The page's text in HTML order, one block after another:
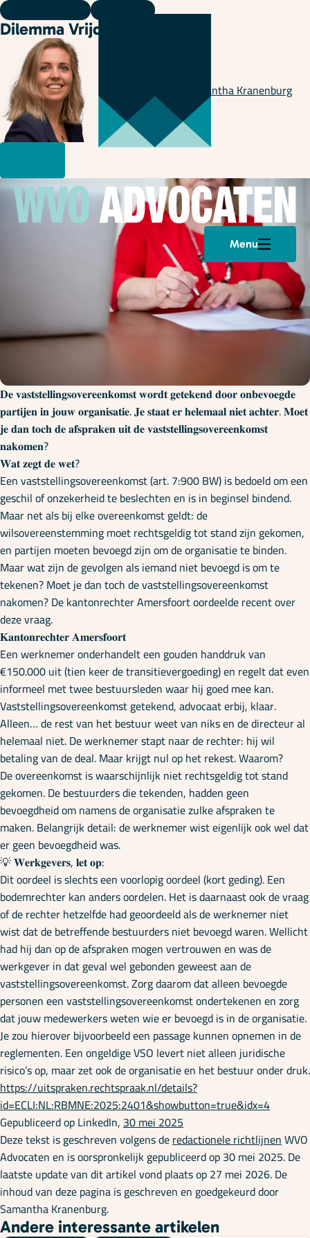
Menu
Cursussen
Podcasts
Over ons
Plan een afspraak
Dilemma Vrijdag 😎
Samantha Kranenburg
𝐃𝐞 𝐯𝐚𝐬𝐭𝐬𝐭𝐞𝐥𝐥𝐢𝐧𝐠𝐬𝐨𝐯𝐞𝐫𝐞𝐞𝐧𝐤𝐨𝐦𝐬𝐭 𝐰𝐨𝐫𝐝𝐭 𝐠𝐞𝐭𝐞𝐤𝐞𝐧𝐝 𝐝𝐨𝐨𝐫 𝐨𝐧𝐛𝐞𝐯𝐨𝐞𝐠𝐝𝐞
𝐩𝐚𝐫𝐭𝐢𝐣𝐞𝐧 𝐢𝐧 𝐣𝐨𝐮𝐰 𝐨𝐫𝐠𝐚𝐧𝐢𝐬𝐚𝐭𝐢𝐞. 𝐉𝐞 𝐬𝐭𝐚𝐚𝐭 𝐞𝐫 𝐡𝐞𝐥𝐞𝐦𝐚𝐚𝐥 𝐧𝐢𝐞𝐭 𝐚𝐜𝐡𝐭𝐞𝐫. 𝐌𝐨𝐞𝐭
𝐣𝐞 𝐝𝐚𝐧 𝐭𝐨𝐜𝐡 𝐝𝐞 𝐚𝐟𝐬𝐩𝐫𝐚𝐤𝐞𝐧 𝐮𝐢𝐭 𝐝𝐞 𝐯𝐚𝐬𝐭𝐬𝐭𝐞𝐥𝐥𝐢𝐧𝐠𝐬𝐨𝐯𝐞𝐫𝐞𝐞𝐧𝐤𝐨𝐦𝐬𝐭
𝐧𝐚𝐤𝐨𝐦𝐞𝐧?
𝐖𝐚𝐭 𝐳𝐞𝐠𝐭 𝐝𝐞 𝐰𝐞𝐭?
Een vaststellingsovereenkomst (art. 7:900 BW) is bedoeld om een
geschil of onzekerheid te beslechten en is in beginsel bindend.
Maar net als bij elke overeenkomst geldt: de
wilsovereenstemming moet rechtsgeldig tot stand zijn gekomen,
en partijen moeten bevoegd zijn om de organisatie te binden.
Maar wat zijn de gevolgen als iemand niet bevoegd is om te
tekenen? Moet je dan toch de vaststellingsovereenkomst
nakomen? De kantonrechter Amersfoort oordeelde recent over
deze vraag.
𝐊𝐚𝐧𝐭𝐨𝐧𝐫𝐞𝐜𝐡𝐭𝐞𝐫 𝐀𝐦𝐞𝐫𝐬𝐟𝐨𝐨𝐫𝐭
Een werknemer onderhandelt een gouden handdruk van
€150.000 uit (tien keer de transitievergoeding) en regelt dat even
informeel met twee bestuursleden waar hij goed mee kan.
Vaststellingsovereenkomst getekend, advocaat erbij, klaar.
Alleen… de rest van het bestuur weet van niks en de directeur al
helemaal niet. De werknemer stapt naar de rechter: hij wil
betaling van de deal. Maar krijgt nul op het rekest. Waarom?
De overeenkomst is waarschijnlijk niet rechtsgeldig tot stand
gekomen. De bestuurders die tekenden, hadden geen
bevoegdheid om namens de organisatie zulke afspraken te
maken. Belangrijk detail: de werknemer wist eigenlijk ook wel dat
er geen bevoegdheid was.
💡 𝐖𝐞𝐫𝐤𝐠𝐞𝐯𝐞𝐫𝐬, 𝐥𝐞𝐭 𝐨𝐩:
Dit oordeel is slechts een voorlopig oordeel (kort geding). Een
bodemrechter kan anders oordelen. Het is daarnaast ook de vraag
of de rechter hetzelfde had geoordeeld als de werknemer niet
wist dat de betreffende bestuurders niet bevoegd waren. Wellicht
had hij dan op de afspraken mogen vertrouwen en was de
werkgever in dat geval wel gebonden geweest aan de
vaststellingsovereenkomst. Zorg daarom dat alleen bevoegde
personen een vaststellingsovereenkomst ondertekenen en zorg
dat jouw medewerkers weten wie er bevoegd is in de organisatie.
Je zou hierover bijvoorbeeld een passage kunnen opnemen in de
reglementen. Een ongeldige VSO levert niet alleen juridische
risico’s op, maar zet ook de organisatie en het bestuur onder druk.
https://uitspraken.rechtspraak.nl/details?
id=ECLI:NL:RBMNE:2025:2401&showbutton=true&idx=4
Gepubliceerd op LinkedIn,30 mei 2025
Deze tekst is geschreven volgens deredactionele richtlijnenWVO
Advocaten en is oorspronkelijk gepubliceerd op 30 mei 2025. De
laatste update van dit artikel vond plaats op 27 mei 2026. De
inhoud van deze pagina is geschreven en goedgekeurd door
Samantha Kranenburg.
Andere interessante artikelen